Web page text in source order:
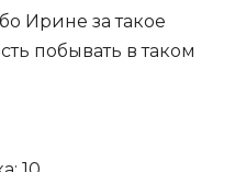
Ирине за такое
побывать в таком